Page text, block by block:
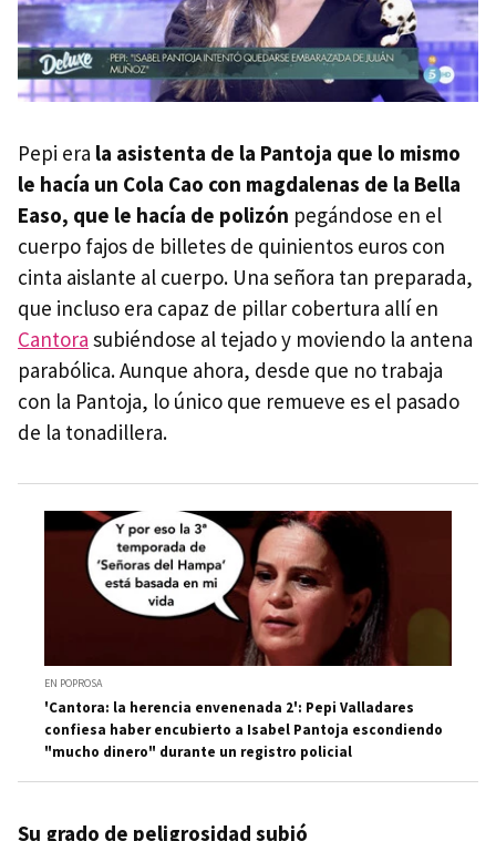
Pepi era la asistenta de la Pantoja que lo mismo
le hacía un Cola Cao con magdalenas de la Bella
Easo, que le hacía de polizón pegándose en el
cuerpo fajos de billetes de quinientos euros con
cinta aislante al cuerpo. Una señora tan preparada,
que incluso era capaz de pillar cobertura allí en
Cantora subiéndose al tejado y moviendo la antena
parabólica. Aunque ahora, desde que no trabaja
con la Pantoja, lo único que remueve es el pasado
de la tonadillera.
EN POPROSA
'Cantora: la herencia envenenada 2': Pepi Valladares
confiesa haber encubierto a Isabel Pantoja escondiendo
"mucho dinero" durante un registro policial
Su grado de peligrosidad subió